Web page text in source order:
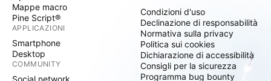
Mappe macro
Pine Script®
APPLICAZIONI
Smartphone
Desktop
COMMUNITY
Social network
Condizioni d'uso
Declinazione di responsabilità
Normativa sulla privacy
Politica sui cookies
Dichiarazione di accessibilità
Consigli per la sicurezza
Programma bug bounty